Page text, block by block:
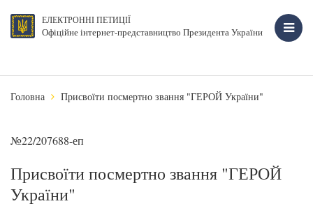
ЕЛЕКТРОННІ ПЕТИЦІЇ
Офіційне інтернет-представництво Президента України
Головна Присвоїти посмертно звання "ГЕРОЙ України"
№22/207688-еп
Присвоїти посмертно звання "ГЕРОЙ
України"